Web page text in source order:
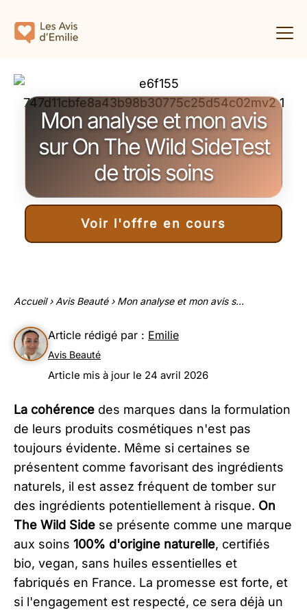
Mon analyse et mon avis
sur On The Wild SideTest
de trois soins
Voir l'offre en cours
Accueil› Avis Beauté› Mon analyse et mon avis s...
Article rédigé par : Emilie
Avis Beauté
Article mis à jour le 24 avril 2026
La cohérence des marques dans la formulation
de leurs produits cosmétiques n'est pas
toujours évidente. Même si certaines se
présentent comme favorisant des ingrédients
naturels, il est assez fréquent de tomber sur
des ingrédients potentiellement à risque. On
The Wild Side se présente comme une marque
aux soins 100% d'origine naturelle, certifiés
bio, vegan, sans huiles essentielles et
fabriqués en France. La promesse est forte, et
si l'engagement est respecté, ce sera déjà un